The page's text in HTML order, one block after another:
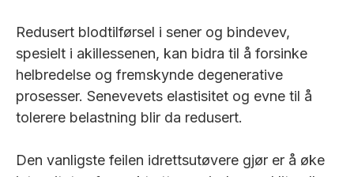
Redusert blodtilførsel i sener og bindevev,
spesielt i akillessenen, kan bidra til å forsinke
helbredelse og fremskynde degenerative
prosesser. Senevevets elastisitet og evne til å
tolerere belastning blir da redusert.
Den vanligste feilen idrettsutøvere gjør er å øke